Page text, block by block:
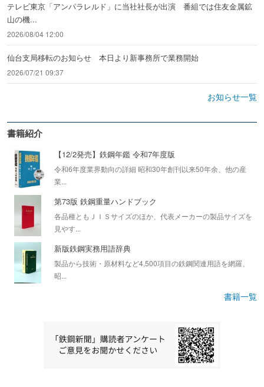
テレビ東京「アンパラレルド」に当社社長が出演 番組では住友金属鉱
山の機...
2026/08/04 12:00
仙台支局移転のお知らせ 本日より新事務所で業務開始
2026/07/21 09:37
お知らせ一覧
書籍紹介
【12/2発売】鉄鋼年鑑 令和7年度版
令和6年度業界動向の詳細 昭和30年創刊以来50年余、他の産
業...
第73版 鉄鋼重量ハンドブック
各品種ともＪＩＳサイズのほか、代表メーカーの製品サイズを
見やす...
新版鉄鋼実務用語辞典
製品から技術・原材料など4,500項目の鉄鋼関連用語を網羅、
昭...
書籍一覧